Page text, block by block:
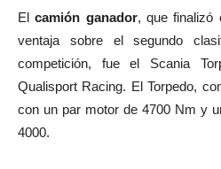
Elcamión ganador, que finalizó
ventaja sobre el segundo
competición, fue el Scania
Qualisport Racing. El Torpedo,
con un par motor de 4700 Nm y
4000.